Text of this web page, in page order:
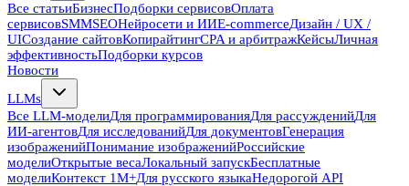
Все статьиБизнесПодборки сервисовОплата
сервисовSMMSEOНейросети и ИИE-commerceДизайн / UX /
UIСоздание сайтовКопирайтингCPA и арбитражКейсыЛичная
эффективностьПодборки курсов
Новости
LLMs
Все LLM-моделиДля программированияДля рассужденийДля
ИИ-агентовДля исследованийДля документовГенерация
изображенийПонимание изображенийРоссийские
моделиОткрытые весаЛокальный запускБесплатные
моделиКонтекст 1M+Для русского языкаНедорогой API